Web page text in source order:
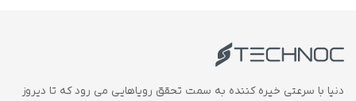
دنیا با سرعتی خیره کننده به سمت تحقق رویاهایی می رود که تا دیروز